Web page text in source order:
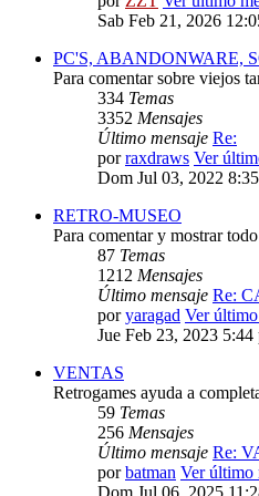
Sab Feb 21, 2026
PC'S, ABANDONWARE,
Para comentar sobre viejos
334 Temas
3352 Mensajes
Último mensaje Re:
porraxdraws Ver
Dom Jul 03, 2022
RETRO-MUSEO
Para comentar y mostrar
87 Temas
1212 Mensajes
Último mensaje Re:
poryaragad Ver
Jue Feb 23, 2023 5:44
VENTAS
Retrogames ayuda a
59 Temas
256 Mensajes
Último mensaje Re:
porbatman Ver último